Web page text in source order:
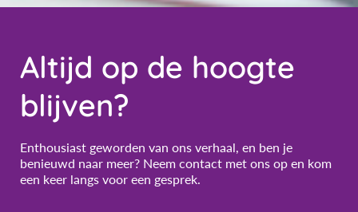
Altijd op de hoogte
blijven?
Enthousiast geworden van ons verhaal, en ben je
benieuwd naar meer? Neem contact met ons op en kom
een keer langs voor een gesprek.